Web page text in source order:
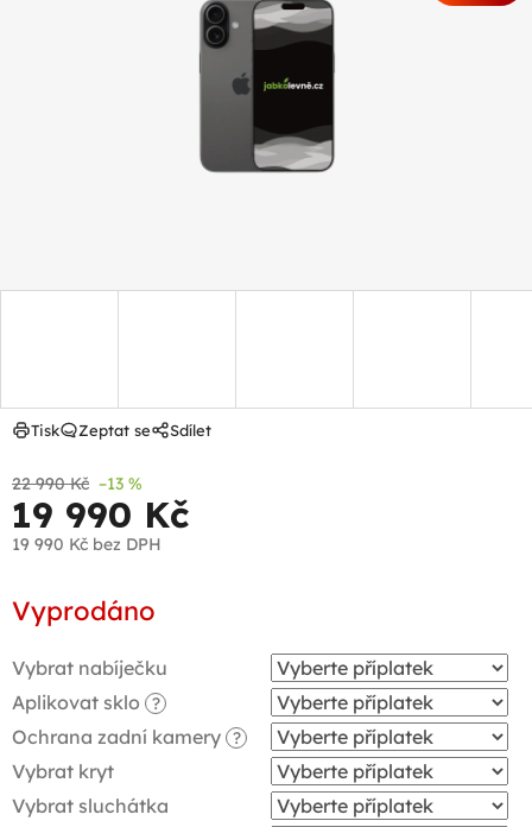
22 990 Kč –13 %
19 990 Kč
19 990 Kč bez DPH
cena:
Vyprodáno
Vybrat nabíječku
Aplikovat sklo
?
Ochrana zadní kamery ?
Vybrat kryt
Vybrat sluchátka
Tisk Zeptat se Sdílet